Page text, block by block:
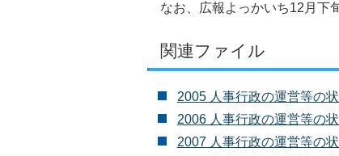
なお、広報よっかいち12月下
関連ファイル
2005 人事行政の運営等の
2006 人事行政の運営等の
2007 人事行政の運営等の